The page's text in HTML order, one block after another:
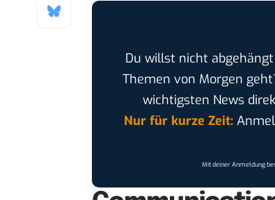
Du willst nicht
Themen von Morgen
wichtigsten News
Nur für kurze Zeit:
Mit deiner Anmeldung